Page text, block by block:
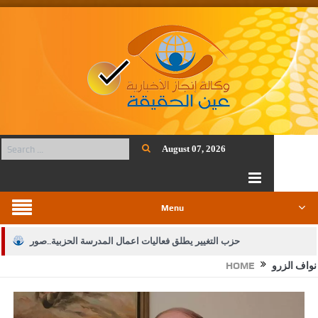
August 07, 2026
Menu
حزب التغيير يطلق فعاليات اعمال المدرسة الحزبية..صور
الجيش يفتح باب التجنيد لحملة البكالوريوس في الحقوق والقانون
بيان اجتماع عمّان:دعم الوصاية الهاشمية التاريخية على المقدسات
HOME نواف الزرو